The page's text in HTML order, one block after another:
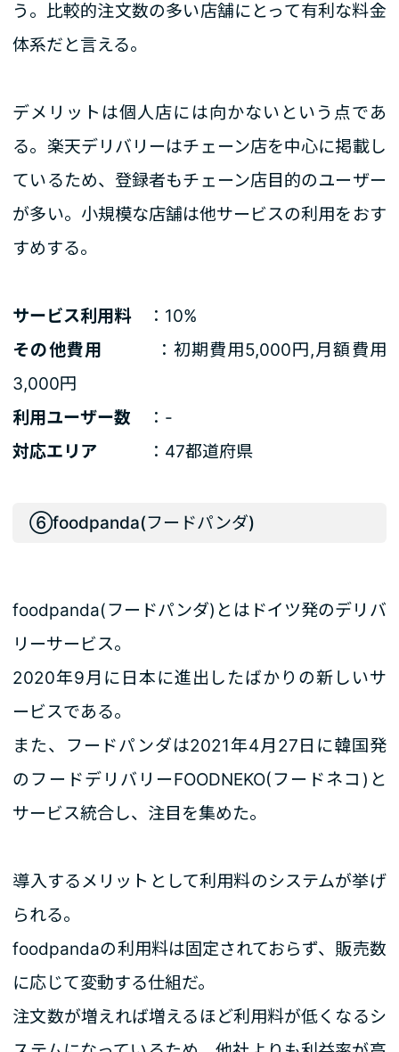
う。比較的注文数の多い店舗にとって有利な料金
体系だと言える。
デメリットは個人店には向かないという点であ
る。楽天デリバリーはチェーン店を中心に掲載し
ているため、登録者もチェーン店目的のユーザー
が多い。小規模な店舗は他サービスの利用をおす
すめする。
サービス利用料：10%
その他費用
：初期費用5,000円,月額費用
3,000円
利用ユーザー数 ：-
対応エリア ：47都道府県
⑥foodpanda(フードパンダ)
foodpanda(フードパンダ)とはドイツ発のデリバ
リーサービス。
2020年9月に日本に進出したばかりの新しいサ
ービスである。
また、フードパンダは2021年4月27日に韓国発
のフードデリバリーFOODNEKO(フードネコ)と
サービス統合し、注目を集めた。
導入するメリットとして利用料のシステムが挙げ
られる。
foodpandaの利用料は固定されておらず、販売数
に応じて変動する仕組だ。
注文数が増えれば増えるほど利用料が低くなるシ